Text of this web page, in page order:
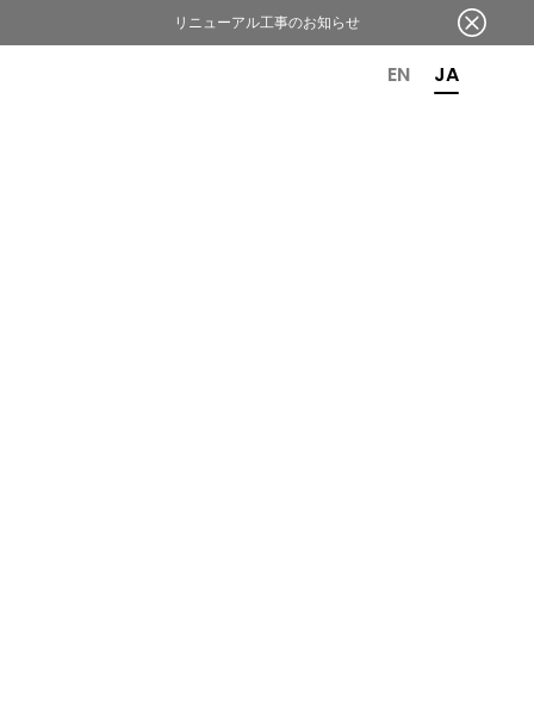
EN JA
リニューアル工事のお知らせ
OR 6TH ANNIVERSARY